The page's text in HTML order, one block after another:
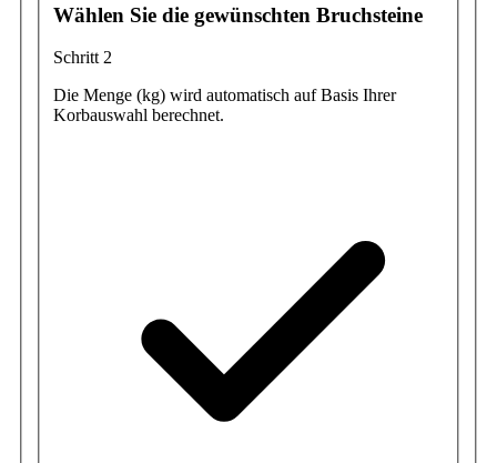
Wählen Sie die gewünschten Bruchsteine
Schritt 2
Die Menge (kg) wird automatisch auf Basis Ihrer
Korbauswahl berechnet.